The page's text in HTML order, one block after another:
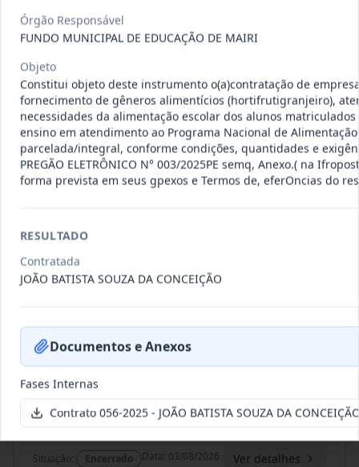
011-
2023
Termo
Inicial
na realização de evento...
Situação: Encerrado Data 04/08/2026 Ver detalhes
2023
Termo
Inicial
contrato é a Contratação de e
009-
Termo
Situação: Encerrado Data: 03/08/2026 Ver detalhes
Órgão Responsável
FUNDO MUNICIPAL DE EDUCAÇÃO DE MAIRI
Objeto
Constitui objeto deste instrumento o(a)contratação de
fornecimento de gêneros alimentícios (hortifrutigranjeiro),
necessidades da alimentação escolar dos alunos
ensino em atendimento ao Programa Nacional de
parcelada/integral, conforme condições, quantidades e
PREGÃO ELETRÔNICO N° 003/2025PE semq, Anexo.( na
forma prevista em seus gpexos e Termos de, eferOncias do
RESULTADO
Contratada
JOÃO BATISTA SOUZA DA CONCEIÇÃO
Documentos e Anexos
Fases Internas
Contrato 056-2025 - JOÃO BATISTA SOUZA DA